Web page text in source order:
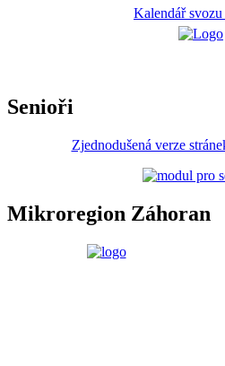
Kalendář svozu
Senioři
Zjednodušená verze
Mikroregion Záhoran